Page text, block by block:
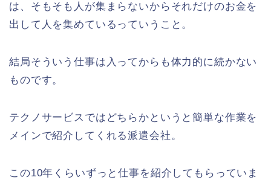
は、そもそも人が集まらないからそれだけのお金を
出して人を集めているっていうこと。
結局そういう仕事は入ってからも体力的に続かない
ものです。
テクノサービスではどちらかというと簡単な作業を
メインで紹介してくれる派遣会社。
この10年くらいずっと仕事を紹介してもらっていま